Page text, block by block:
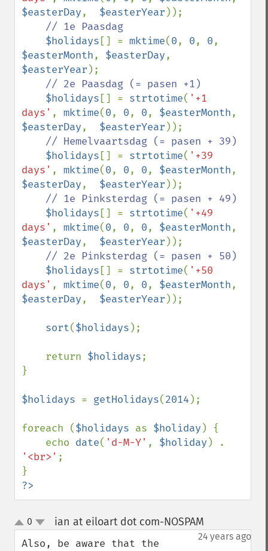
$easterDay, $easterYear ));
// 1e Paasdag
$holidays [] = mktime(0, 0, 0
$easterMonth, $easterDay
$easterYear );
// 2e Paasdag (= pasen +1)
$holidays [] = strtotime( '+1
days' , mktime(0, 0, 0, $easterMonth
$easterDay, $easterYear ));
// Hemelvaartsdag (= pasen + 39)
$holidays [] = strtotime( '+39
days' , mktime(0, 0, 0, $easterMonth
$easterDay, $easterYear ));
// 1e Pinksterdag (= pasen + 49)
$holidays [] = strtotime( '+49
days' , mktime(0, 0, 0, $easterMonth
$easterDay, $easterYear ));
// 2e Pinksterdag (= pasen + 50)
$holidays [] = strtotime( '+50
days' , mktime(0, 0, 0, $easterMonth
$easterDay, $easterYear ));
sort($holidays );
    return
$holidays;
}
$holidays = getHolidays(2014 );
foreach ($holidays as $holiday ) {
    echo
date( 'd-M-Y' , $holiday
'<br>' ;
?>
up
down
0 ian at eiloart dot com-NOSPAM
24 years ago
Also, be aware that the